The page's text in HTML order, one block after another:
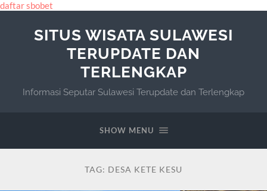
daftar sbobet
SITUS WISATA SULAWESI
TERUPDATE DAN
TERLENGKAP
Informasi Seputar Sulawesi Terupdate dan Terlengkap
SHOW MENU
TAG: DESA KETE KESU